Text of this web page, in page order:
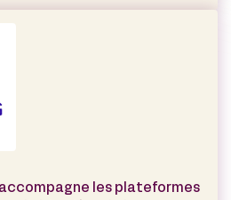
accompagne les plateformes